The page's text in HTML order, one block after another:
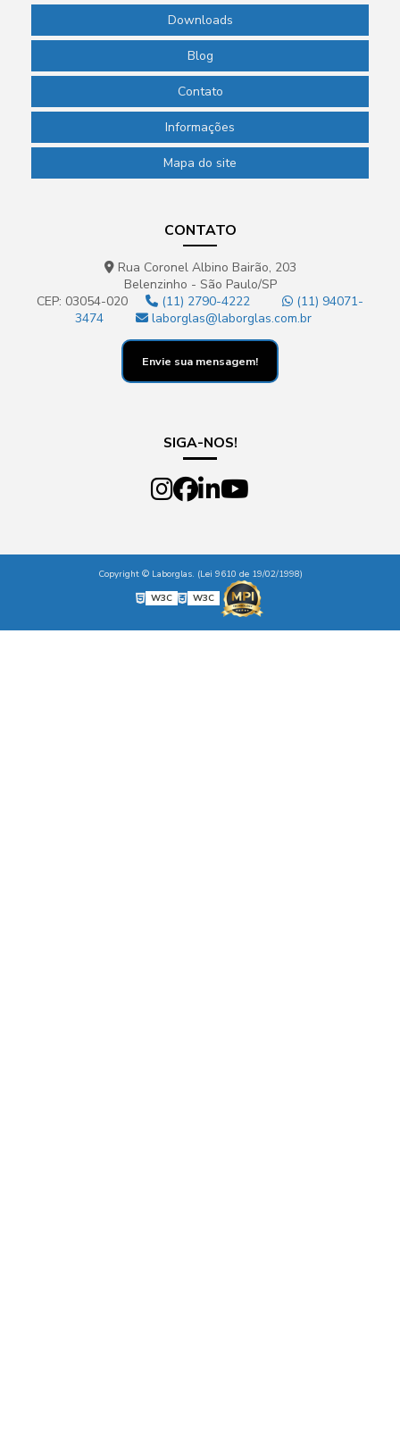
Downloads
Blog
Contato
Informações
Mapa do site
CONTATO
Rua Coronel Albino Bairão, 203
Belenzinho - São Paulo/SP
CEP: 03054-020
(11) 2790-4222
(11) 94071-
3474
laborglas@laborglas.com.br
Envie sua mensagem!
SIGA-NOS!
Copyright © Laborglas. (Lei 9610 de 19/02/1998)
W3C
W3C